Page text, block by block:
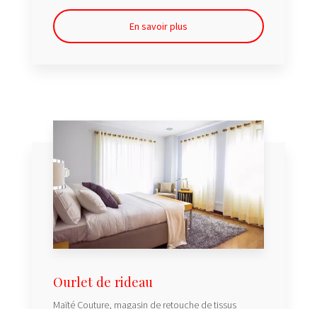
En savoir plus
Ourlet de rideau
Maïté Couture, magasin de retouche de tissus